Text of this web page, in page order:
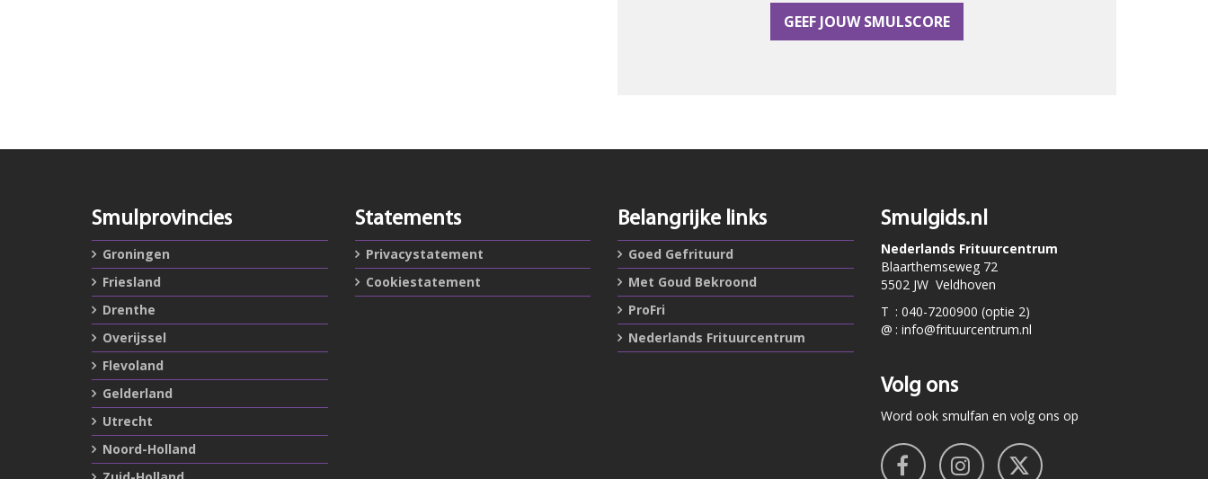
GEEF JOUW SMULSCORE
Smulprovincies
Groningen
Friesland
Drenthe
Overijssel
Flevoland
Gelderland
Utrecht
Noord-Holland
Statements
Privacystatement
Cookiestatement
Belangrijke links
Goed Gefrituurd
Met Goud Bekroond
ProFri
Nederlands Frituurcentrum
Smulgids.nl
Nederlands Frituurcentrum
Blaarthemseweg 72
5502 JW Veldhoven
T : 040-7200900 (optie 2)
@ : info@frituurcentrum.nl
Volg ons
Word ook smulfan en volg ons op